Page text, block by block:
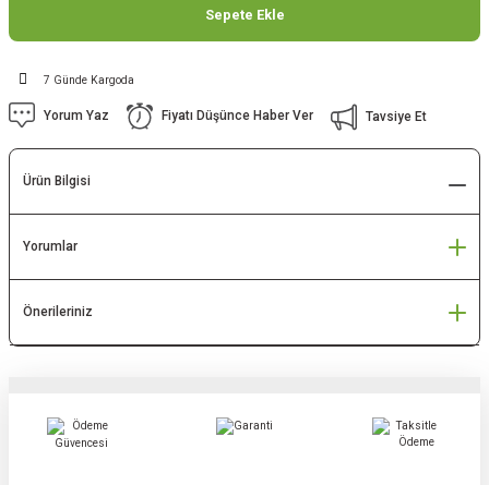
Sepete Ekle
7 Günde Kargoda
Yorum Yaz Fiyatı Düşünce Haber Ver Tavsiye Et
Ürün Bilgisi
Yorumlar
Önerileriniz